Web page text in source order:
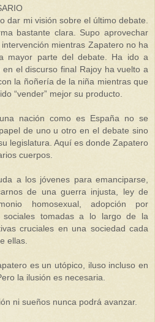
dar mi visión sobre el último debate.
bastante clara. Supo aprovechar
mientras Zapatero no ha
mayor parte del debate. Ha ido a
en el discurso final Rajoy ha vuelto a
la ñoñería de la niña mientras que
“vender” mejor su producto.
nación como es España no se
de uno u otro en el debate sino
legislatura. Aquí es donde Zapatero
cuerpos.
a los jóvenes para emanciparse,
de una guerra injusta, ley de
homosexual, adopción por
tomadas a lo largo de la
cruciales en una sociedad cada
ellas.
es un utópico, iluso incluso en
la ilusión es necesaria.
ni sueños nunca podrá avanzar.